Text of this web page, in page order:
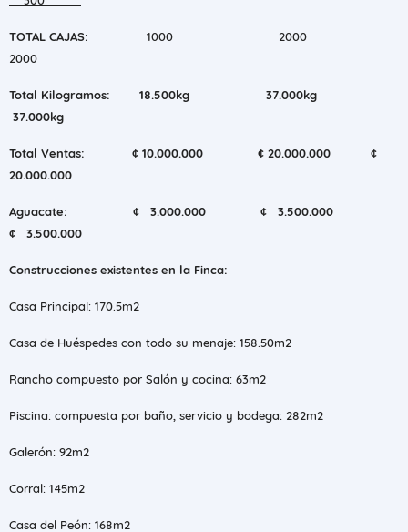
TOTAL CAJAS:
1000 2000
2000
Total Kilogramos: 18.500kg 37.000kg
37.000kg
Total Ventas: ¢ 10.000.000 ¢ 20.000.000 ¢
20.000.000
Aguacate:
¢ 3.000.000 ¢ 3.500.000
¢ 3.500.000
Construcciones existentes en la Finca:
Casa Principal: 170.5m2
Casa de Huéspedes con todo su menaje: 158.50m2
Rancho compuesto por Salón y cocina: 63m2
Piscina: compuesta por baño, servicio y bodega: 282m2
Galerón: 92m2
Corral: 145m2
Casa del Peón: 168m2